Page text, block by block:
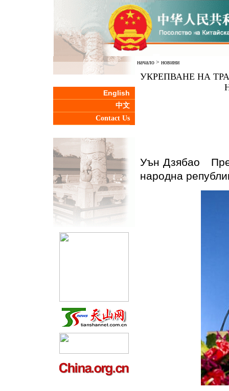
English
中文
Contact Us
начало> новини
УКРЕПВАНЕ НА
Уън Дзябао
народна